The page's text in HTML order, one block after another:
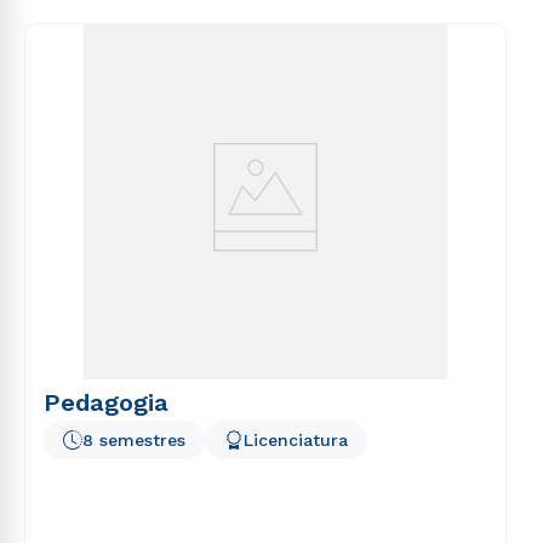
Pedagogia
8 semestres Licenciatura